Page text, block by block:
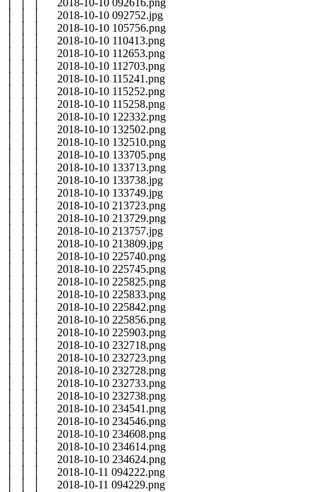
│ │ │ 2018-10-10 092616.png
│ │ │ 2018-10-10 092752.jpg
│ │ │ 2018-10-10 105756.png
│ │ │ 2018-10-10 110413.png
│ │ │ 2018-10-10 112653.png
│ │ │ 2018-10-10 112703.png
│ │ │ 2018-10-10 115241.png
│ │ │ 2018-10-10 115252.png
│ │ │ 2018-10-10 115258.png
│ │ │ 2018-10-10 122332.png
│ │ │ 2018-10-10 132502.png
│ │ │ 2018-10-10 132510.png
│ │ │ 2018-10-10 133705.png
│ │ │ 2018-10-10 133713.png
│ │ │ 2018-10-10 133738.jpg
│ │ │ 2018-10-10 133749.jpg
│ │ │ 2018-10-10 213723.png
│ │ │ 2018-10-10 213729.png
│ │ │ 2018-10-10 213757.jpg
│ │ │ 2018-10-10 213809.jpg
│ │ │ 2018-10-10 225740.png
│ │ │ 2018-10-10 225745.png
│ │ │ 2018-10-10 225825.png
│ │ │ 2018-10-10 225833.png
│ │ │ 2018-10-10 225842.png
│ │ │ 2018-10-10 225856.png
│ │ │ 2018-10-10 225903.png
│ │ │ 2018-10-10 232718.png
│ │ │ 2018-10-10 232723.png
│ │ │ 2018-10-10 232728.png
│ │ │ 2018-10-10 232733.png
│ │ │ 2018-10-10 232738.png
│ │ │ 2018-10-10 234541.png
│ │ │ 2018-10-10 234546.png
│ │ │ 2018-10-10 234608.png
│ │ │ 2018-10-10 234614.png
│ │ │ 2018-10-10 234624.png
│ │ │ 2018-10-11 094222.png
│ │ │ 2018-10-11 094229.png